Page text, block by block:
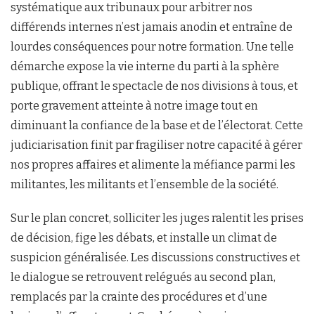
systématique aux tribunaux pour arbitrer nos
différends internes n’est jamais anodin et entraîne de
lourdes conséquences pour notre formation. Une telle
démarche expose la vie interne du parti à la sphère
publique, offrant le spectacle de nos divisions à tous, et
porte gravement atteinte à notre image tout en
diminuant la confiance de la base et de l’électorat. Cette
judiciarisation finit par fragiliser notre capacité à gérer
nos propres affaires et alimente la méfiance parmi les
militantes, les militants et l’ensemble de la société.
Sur le plan concret, solliciter les juges ralentit les prises
de décision, fige les débats, et installe un climat de
suspicion généralisée. Les discussions constructives et
le dialogue se retrouvent relégués au second plan,
remplacés par la crainte des procédures et d’une